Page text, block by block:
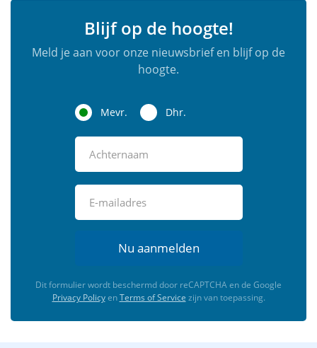
Blijf op de hoogte!
Meld je aan voor onze nieuwsbrief en blijf op de
hoogte.
Mevr. Dhr.
Nu aanmelden
Dit formulier wordt beschermd door reCAPTCHA en de Google
Privacy PolicyenTerms of Service zijn van toepassing.